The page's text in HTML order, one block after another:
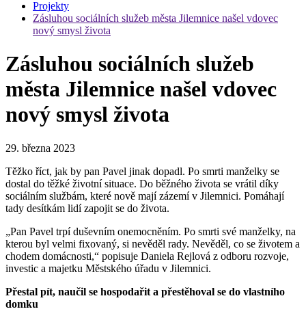
Projekty
Zásluhou sociálních služeb města Jilemnice našel vdovec
nový smysl života
Zásluhou sociálních služeb
města Jilemnice našel vdovec
nový smysl života
29. března 2023
Těžko říct, jak by pan Pavel jinak dopadl. Po smrti manželky se
dostal do těžké životní situace. Do běžného života se vrátil díky
sociálním službám, které nově mají zázemí v Jilemnici. Pomáhají
tady desítkám lidí zapojit se do života.
„Pan Pavel trpí duševním onemocněním. Po smrti své manželky, na
kterou byl velmi fixovaný, si nevěděl rady. Nevěděl, co se životem a
chodem domácnosti,“ popisuje Daniela Rejlová z odboru rozvoje,
investic a majetku Městského úřadu v Jilemnici.
Přestal pít, naučil se hospodařit a přestěhoval se do vlastního
domku